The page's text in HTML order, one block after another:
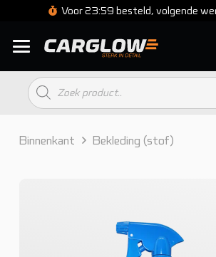
Voor 23:59 besteld, volgende
Producten
zoeken
Binnenkant Bekleding (stof)